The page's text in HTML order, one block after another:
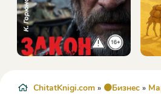
ChitatKnigi.com » 🟠Бизнес »